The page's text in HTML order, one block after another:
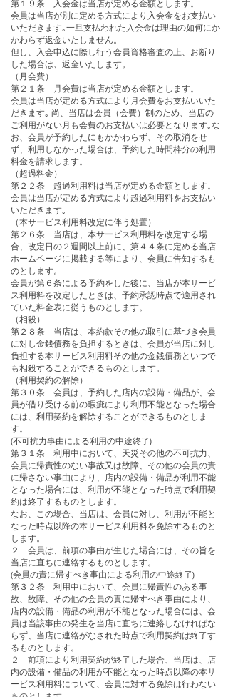
第１９条 入会金は当店が定める金額とします。
会員は当店が別に定める方式により入会金をお支払い
いただきます｡一旦支払われた入会金は理由の如何にか
かわらず返金いたしません。
但し、入会申込に際し行う会員資格審査の上、お断り
した場合は、返金いたします。
（月会費）
第２１条 月会費は当店が定める金額とします。
会員は当店が定める方式により月会費をお支払いいた
だきます｡ 尚、当店は会員（会費）制のため、当店の
ご利用がない月も会費のお支払いは必要となります｡な
お、会員が予約したにもかかわらず、その取消をせ
ず、利用しなかった場合は、予約した時間枠分の利用
料金を請求します。
（超過料金）
第２２条 超過利用料は当店が定める金額とします。
会員は当店が定める方式により超過利用料をお支払い
いただきます｡
（本サービス利用料改定に伴う処置）
第２６条 当店は、本サービス利用料を改定する場
合、改定日の２週間以上前に、第４４条に定める当店
ホームページに掲載する等により、会員に告知するも
のとします。
会員が第６条による予約をした後に、当店が本サービ
ス利用料を改定したときは、予約承認時点で適用され
ていた料金表に従うものとします。
（相殺）
第２８条 当店は、本約款その他の取引に基づき会員
に対し金銭債務を負担するときは、会員が当店に対し
負担する本サービス利用料その他の金銭債務といつで
も相殺することができるものとします。
（利用契約の解除）
第３０条 会員は、予約した店内の設備・備品が、会
員が借り受ける前の瑕疵により利用不能となった場合
には、利用契約を解除することができるものとしま
す。
(不可抗力事由による利用の中途終了)
第３１条 利用中において、天災その他の不可抗力、
会員に帰責性のない事故又は故障、その他の会員の責
に帰さない事由により、店内の設備・備品が利用不能
となった場合には、利用が不能となった時点で利用契
約は終了するものとします。
なお、この場合、当店は、会員に対し、利用が不能と
なった時点以降の本サービス利用料を免除するものと
します。
２ 会員は、前項の事由が生じた場合には、その旨を
当店に直ちに連絡するものとします。
(会員の責に帰すべき事由による利用の中途終了)
第３２条 利用中において、会員に帰責性のある事
故、故障、その他の会員の責に帰すべき事由により、
店内の設備・備品の利用が不能となった場合には、会
員は当該事由の発生を当店に直ちに連絡しなければな
らず、当店に連絡がなされた時点で利用契約は終了す
るものとします。
２ 前項により利用契約が終了した場合、当店は、店
内の設備・備品の利用が不能となった時点以降の本サ
ービス利用料について、会員に対する免除は行わない